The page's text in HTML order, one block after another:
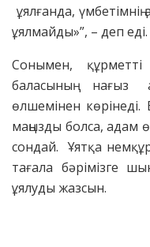
ұялғанда,
ұялмайды»”, – деп еді.
Сонымен,
баласының нағыз
өлшемінен көрінеді.
маңызды болса, адам
сондай. Ұятқа
тағала бәрімізге
ұялуды жазсын.